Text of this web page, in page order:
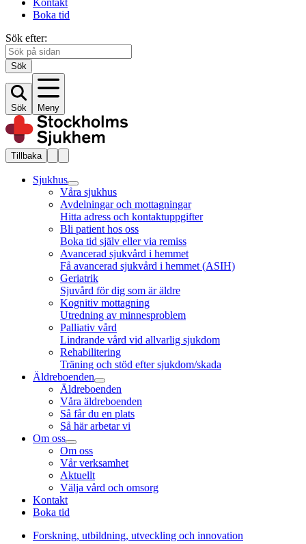
Kontakt
Boka tid
Sök efter:
Sök
Sök Meny
Tillbaka
Sjukhus
Våra sjukhus
Avdelningar och mottagningar
Hitta adress och kontaktuppgifter
Bli patient hos oss
Boka tid själv eller via remiss
Avancerad sjukvård i hemmet
Få avancerad sjukvård i hemmet (ASIH)
Geriatrik
Sjuvård för dig som är äldre
Kognitiv mottagning
Utredning av minnesproblem
Palliativ vård
Lindrande vård vid allvarlig sjukdom
Rehabilitering
Träning och stöd efter sjukdom/skada
Äldreboenden
Äldreboenden
Våra äldreboenden
Så får du en plats
Så här arbetar vi
Om oss
Om oss
Vår verksamhet
Aktuellt
Välja vård och omsorg
Kontakt
Boka tid
Forskning, utbildning, utveckling och innovation